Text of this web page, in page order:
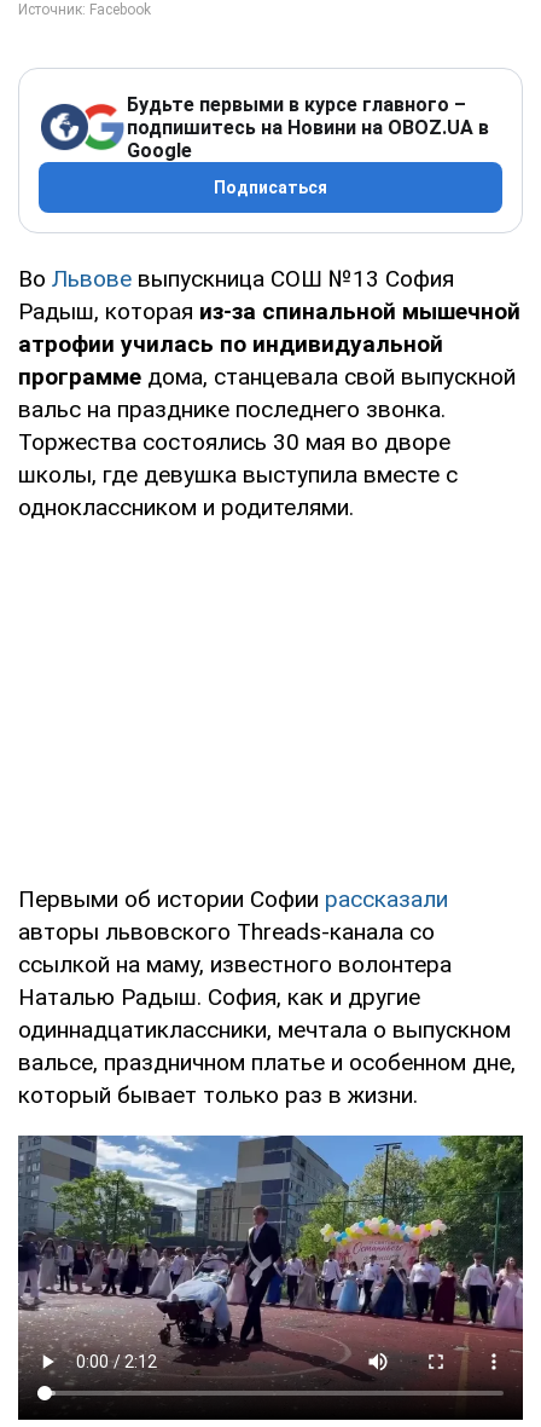
Будьте первыми в курсе главного –
подпишитесь на Новини на OBOZ.UA в
Google
Подписаться
Во Львове выпускница СОШ №13 София
Радыш, которая из-за спинальной мышечной
атрофии училась по индивидуальной
программе дома, станцевала свой выпускной
вальс на празднике последнего звонка.
Торжества состоялись 30 мая во дворе
школы, где девушка выступила вместе с
одноклассником и родителями.
Первыми об истории Софии рассказали
авторы львовского Threads-канала со
ссылкой на маму, известного волонтера
Наталью Радыш. София, как и другие
одиннадцатиклассники, мечтала о выпускном
вальсе, праздничном платье и особенном дне,
который бывает только раз в жизни.